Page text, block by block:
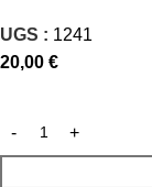
UGS : 1241
20,00 €